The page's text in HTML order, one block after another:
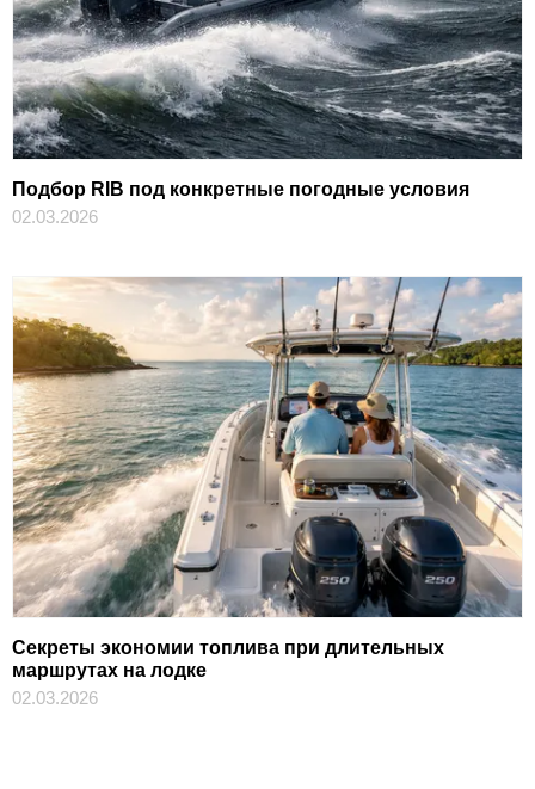
Подбор RIB под конкретные погодные условия
02.03.2026
Секреты экономии топлива при длительных
маршрутах на лодке
02.03.2026